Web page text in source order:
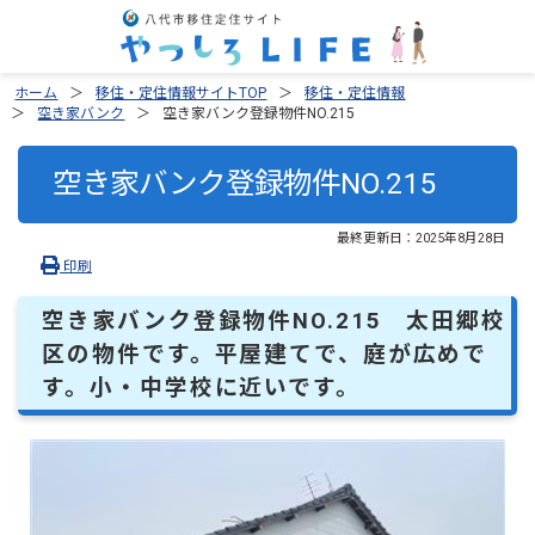
ホーム 移住・定住情報サイトTOP
移住・定住情報
空き家バンク
空き家バンク登録物件NO.215
空き家バンク登録物件NO.215
最終更新日： 2025年8月28日
印刷
空き家バンク登録物件NO.215 太田郷校
区の物件です。平屋建てで、庭が広めで
す。小・中学校に近いです。